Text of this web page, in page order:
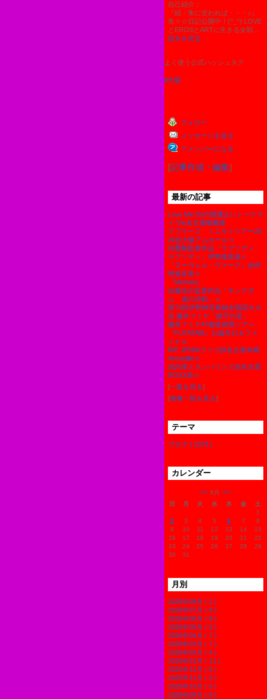
自己紹介：
『続・朱に交われば・・・♪』
朱々☆日記公開中！(^_^) LOVE
とEROSとARTに生きる女戦...
続きを見る
よく使う公式ハッシュタグ
#大阪
フォロー
メッセージを送る
アメンバーになる
[記事作成・編集]
最新の記事
Love Me Doの開運占いトークラ
イヴin名古屋御園座
アブラーズ ミニサミツアー20
26@大阪アムホール☆
利重剛監督作品『ラプソディ・
ラプソディ』伊勢進富座☆
『ヌーヴェル・ヴァーグ』@伊
勢進富座☆
『Michael』
佐藤信介監督作品『キングダ
ム 魂の決戦』☆
第74回伊勢神宮奉納全国花火大
会 藤井フミヤ『鎮守の里』
藤井フミヤ47都道府県ツアー
『FUTATABI』お誕生日＆ファ
イナル
RIE JENNIライヴ@名古屋本郷
Armadillo☆
武内享とタンバリンズ@名古屋
ROXX栄☆
[一覧を見る]
[画像一覧を見る]
テーマ
ブログ ( 2373 )
カレンダー
<< 8月
>>
日
月 火 水 木 金
土
1
2
3 4 5 6 7
8
9
10 11 12 13 14
15
16
17 18 19 20 21
22
23
24 25 26 27 28
29
30
31
月別
2026年08月 ( 2 )
2026年07月 ( 8 )
2026年06月 ( 8 )
2026年05月 ( 5 )
2026年04月 ( 7 )
2026年03月 ( 7 )
2026年02月 ( 4 )
2026年01月 ( 11 )
2025年12月 ( 6 )
2025年11月 ( 5 )
2025年10月 ( 6 )
2025年09月 ( 8 )